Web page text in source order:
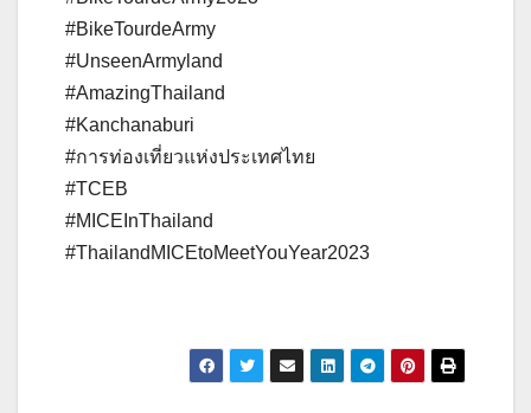
#BikeTourdeArmy
#UnseenArmyland
#AmazingThailand
#Kanchanaburi
#การท่องเที่ยวแห่งประเทศไทย
#TCEB
#MICEInThailand
#ThailandMICEtoMeetYouYear2023